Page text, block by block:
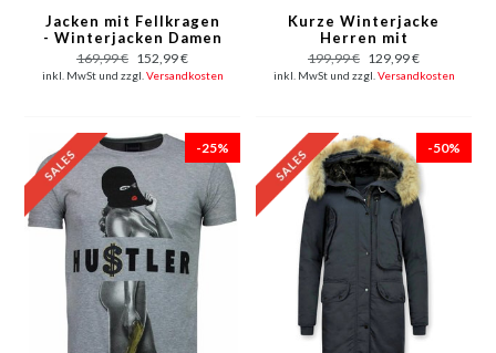
Jacken mit Fellkragen
- Winterjacken Damen
Kurz - Schwarz
169,99 € 152,99 €
inkl. MwSt und zzgl. Versandkosten
Kurze Winterjacke
Herren mit
Fellkragen- Chilliwack
Bomber - Schwarz
199,99 € 129,99 €
inkl. MwSt und zzgl. Versandkosten
-25% -50%